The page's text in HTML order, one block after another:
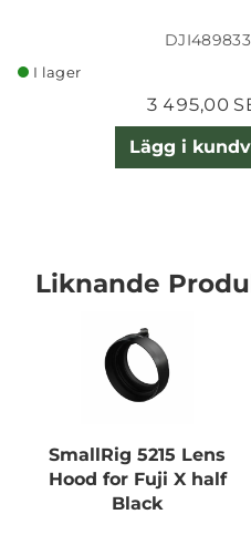
DJI489833
I lager
3 495,00
Lägg i
Liknande
SmallRig 5215 Lens
Hood for Fuji X half
Black